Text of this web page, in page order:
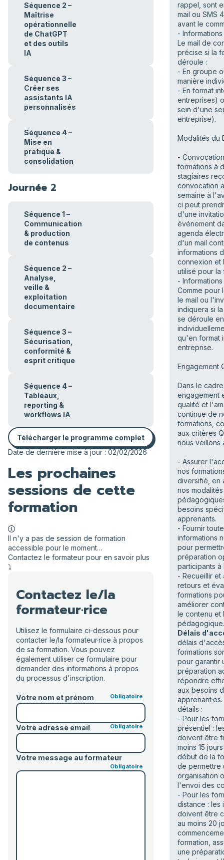
Séquence 2 –
Maîtrise
opérationnelle
de ChatGPT
et des outils
IA
Séquence 3 –
Créer ses
assistants IA
personnalisés
Séquence 4 –
Mise en
pratique &
consolidation
Journée 2
Séquence 1 –
Communication
& production
de contenus
Séquence 2 –
Analyse,
veille &
exploitation
documentaire
Séquence 3 –
Sécurisation,
conformité &
esprit critique
Séquence 4 –
Tableaux,
reporting &
workflows IA
Télécharger le programme complet
Date de dernière mise à jour : 02/02/2026
Les prochaines
sessions de cette
formation
Il n'y a pas de session de formation
accessible pour le moment…
Contactez le formateur pour en savoir plus
⤵️
Contactez le/la
formateur·rice
Utilisez le formulaire ci-dessous pour
contacter le/la formateur·rice à propos
de sa formation. Vous pouvez
également utiliser ce formulaire pour
demander des informations à propos
du processus d'inscription.
Votre nom et prénom
Votre adresse email
Votre message au formateur
rappel, sont
mail ou SMS
avant le
-
Le mail de
précise si la
déroule :
- En groupe
manière
- En format
entreprises)
sein d'une
entreprise).
Modalités du
-
formations à
stagiaires
convocation
semaine à
ci peut
d'une
événement
agenda
d'un mail
informations
connexion et
utilisé pour la
-
Comme pour
le mail ou
indiquera si
se déroule
qu'en format
entreprise.
Engagement
Dans le
engagement
qualité et
continue de
formations,
aux critères
nous veillons
- Assurer
nos
diversifié, en
nos modalités
besoins
apprenants.
- Fournir
informations
pour
préparation
participants à
- Recueillir et
retours et
formations
améliorer
le contenu et
pédagogique.
Délais
délais
formations
pour garantir
préparation
répondre
aux besoins
détails :
- Pour les
présentiel :
doivent être
moins 15
début de la
de permettre
organisation
l'envoi des
- Pour les
distance : les
doivent être
au moins 20
formation,
une